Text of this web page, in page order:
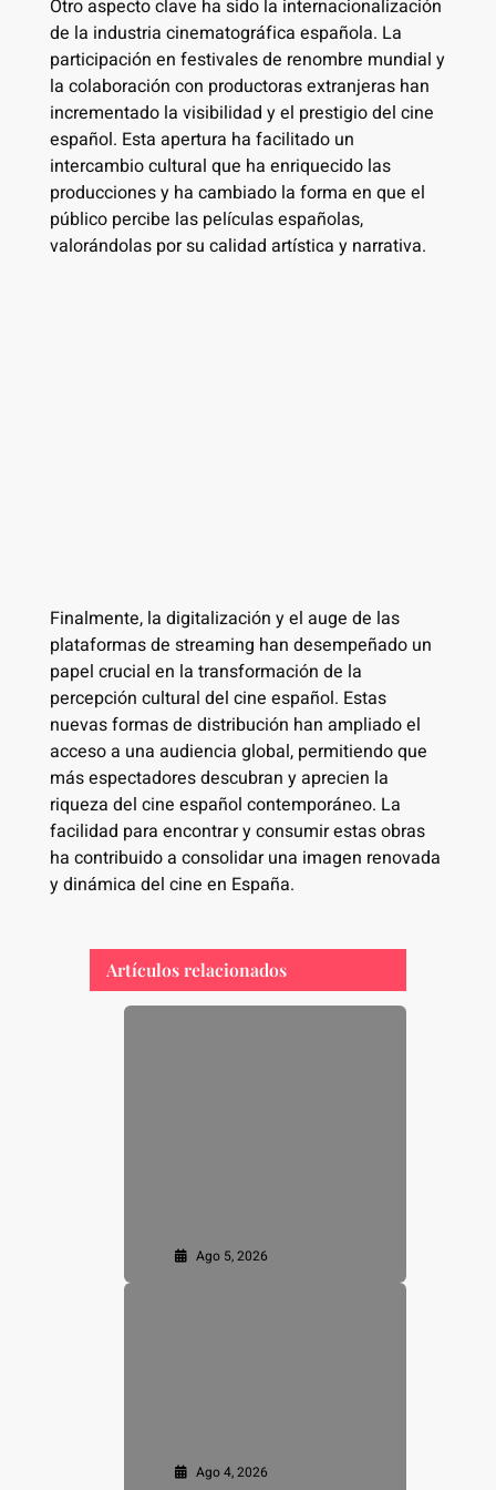
Otro aspecto clave ha sido la internacionalización
de la industria cinematográfica española. La
participación en festivales de renombre mundial y
la colaboración con productoras extranjeras han
incrementado la visibilidad y el prestigio del cine
español. Esta apertura ha facilitado un
intercambio cultural que ha enriquecido las
producciones y ha cambiado la forma en que el
público percibe las películas españolas,
valorándolas por su calidad artística y narrativa.
Finalmente, la digitalización y el auge de las
plataformas de streaming han desempeñado un
papel crucial en la transformación de la
percepción cultural del cine español. Estas
nuevas formas de distribución han ampliado el
acceso a una audiencia global, permitiendo que
más espectadores descubran y aprecien la
riqueza del cine español contemporáneo. La
facilidad para encontrar y consumir estas obras
ha contribuido a consolidar una imagen renovada
y dinámica del cine en España.
Artículos relacionados
Ago 5, 2026
Ago 4, 2026